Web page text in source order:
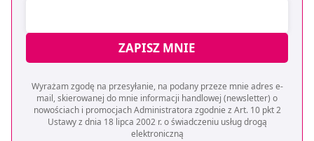
ZAPISZ MNIE
Wyrażam zgodę na przesyłanie, na podany przeze mnie adres e-
mail, skierowanej do mnie informacji handlowej (newsletter) o
nowościach i promocjach Administratora zgodnie z Art. 10 pkt 2
Ustawy z dnia 18 lipca 2002 r. o świadczeniu usług drogą
elektroniczną